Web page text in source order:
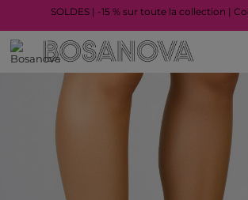
SOLDES | -15 % sur toute la collection |